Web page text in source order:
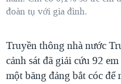
VĂN HOÁ
GIÁO DỤC
TRỊNH VĨNH BÌNH - NGƯỜI
CHI PHÍ CHIẾN TRANH
CÁC GIÁ TRỊ CỘNG HÒA Ở
THƯỢNG ĐỈNH TRUMP-KIM
Ngôn ngữ khác
đoàn tụ với gia đình.
Truyền thông nhà nước
cảnh sát đã giải cứu 92
một băng đảng bắt cóc để